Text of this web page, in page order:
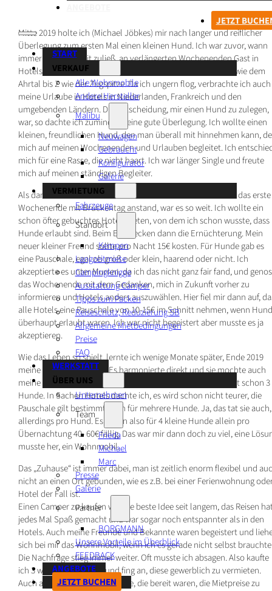
JETZT
START
VERKAUF
Alle Wohnmobile
Andere Hersteller
Malibu
Neuwagen
Gebraucht
Konfigurator
Galerie
VERMIETUNG
Fahrzeuge
Standort
Kempen
Langzeitmiete
Campingknigge
Ausstattung Camper
Tipps zum Packen
Reiseschutz, Reduzierung SB
Allgemeine Mietbedingungen
Preise
FAQ
WERKSTATT
ÜBER UNS
Unternehmen
Team
Frieda
Michael
Marc
Presse
Galerie
Partner
BORGMANN
Unsere Vorteile im Überblick
FEEDBACK
ANGEBOTE
JETZT BUCHEN
Mitte 2019 holte ich (Michael Jöbkes) mir nach langer und reiflicher
Überlegung zum ersten Mal einen kleinen Hund. Ich war zuvor, wann
immer es meine Zeit zuließ, an verlängerten Wochenenden Gast in
Hotels in den verschiedensten Orten in Deutschland. Von A wie dem
Ahrtal bis Z wie der Zugspitze. Da ich ungern flog, verbrachte ich auch
meine Urlaube in Hotels in Niederlanden, Frankreich und den
umgebenden Ländern. Die Entscheidung, mir einen Hund zu zulegen,
war, so dachte ich zumindest, eine gute Überlegung. Ich wollte einen
kleinen, freundlichen Hund, den man überall mit hinnehmen kann,
mich auf meinen Wochenenden und Urlauben begleitet. Ich
mich für eine Rasse, die nicht haart. Ich war länger Single und freute
mich auf meinen ständigen Begleiter.
Als dann endlich der neue Mitbewohner stubenrein war und das erste
Wochenende mit Brückentag anstand, war es so weit. Ich wollte ein
schon öfter gebuchtes Hotel mieten, von dem ich schon wusste, dass
Hunde erlaubt sind. Beim Einchecken dann die Ernüchterung. Mein
neuer kleiner Freund sollte pro Nacht 15€ kosten. Für Hunde gab es
eine Pauschale, egal ob groß oder klein, haarend oder nicht. Ich
akzeptierte es unter Murren, da ich das nicht ganz fair fand, und
das Wochenende mit dem Gedanken, mich in Zukunft vorher zu
informieren und Hotels anders auszuwählen. Hier fiel mir dann auf,
alle Hotels eine Pauschale von 10-15€ im Schnitt nehmen, wenn
überhaupt erlaubt waren. Ich war nicht begeistert aber musste es ja
akzeptieren.
Wie das Leben so spielt, lernte ich wenige Monate später, Ende 2019
meine Partnerin kennen. Es harmonierte direkt und sie mochte auch
meine kleine Nervensäge. Einziges „Problem“, sie hatte selbst schon 3
Hunde. In Sachen Hotels dachte ich, es wird schon nicht teurer, die
Pauschale gilt bestimmt auch für mehrere Hunde. Ja, das tat sie auch,
allerdings pro Hund. Es waren also für 4 kleine Hunde allein pro
Übernachtung 40- 60€ fällig. Das war mir dann doch zu viel, eine
musste her, ein Wohnmobil.
Das „Zuhause“ ist immer dabei, man ist zeitlich enorm flexibel und
nicht an einen Ort gebunden, wie es z.B. bei einer Ferienwohnung
Hotel der Fall ist.
Einen Camper zu kaufen war die beste Idee seit langem, das Reisen
jedes Mal Spaß gemacht und war sogar noch entspannter als in den
Hotels. Auch meine Freunde und Bekannte waren begeistert und
sich bei mir das Wohnmobil, wenn ich es gerade nicht selbst
Die Nachfrage stieg immer weiter. Oft musste ich absagen. Also kaufte
ich 3 weitere Fahrzeuge und fing an, diese gewerblich zu vermieten.
Auch an Freunde und Bekannte, die bereit waren, die Mietpreise zu